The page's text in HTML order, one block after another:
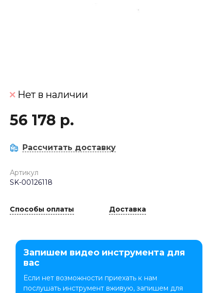
Нет в наличии
56 178 р.
Рассчитать доставку
Артикул
SK-00126118
Способы оплаты Доставка
Запишем видео инструмента для
вас
Если нет возможности приехать к нам
послушать инструмент вживую, запишем для